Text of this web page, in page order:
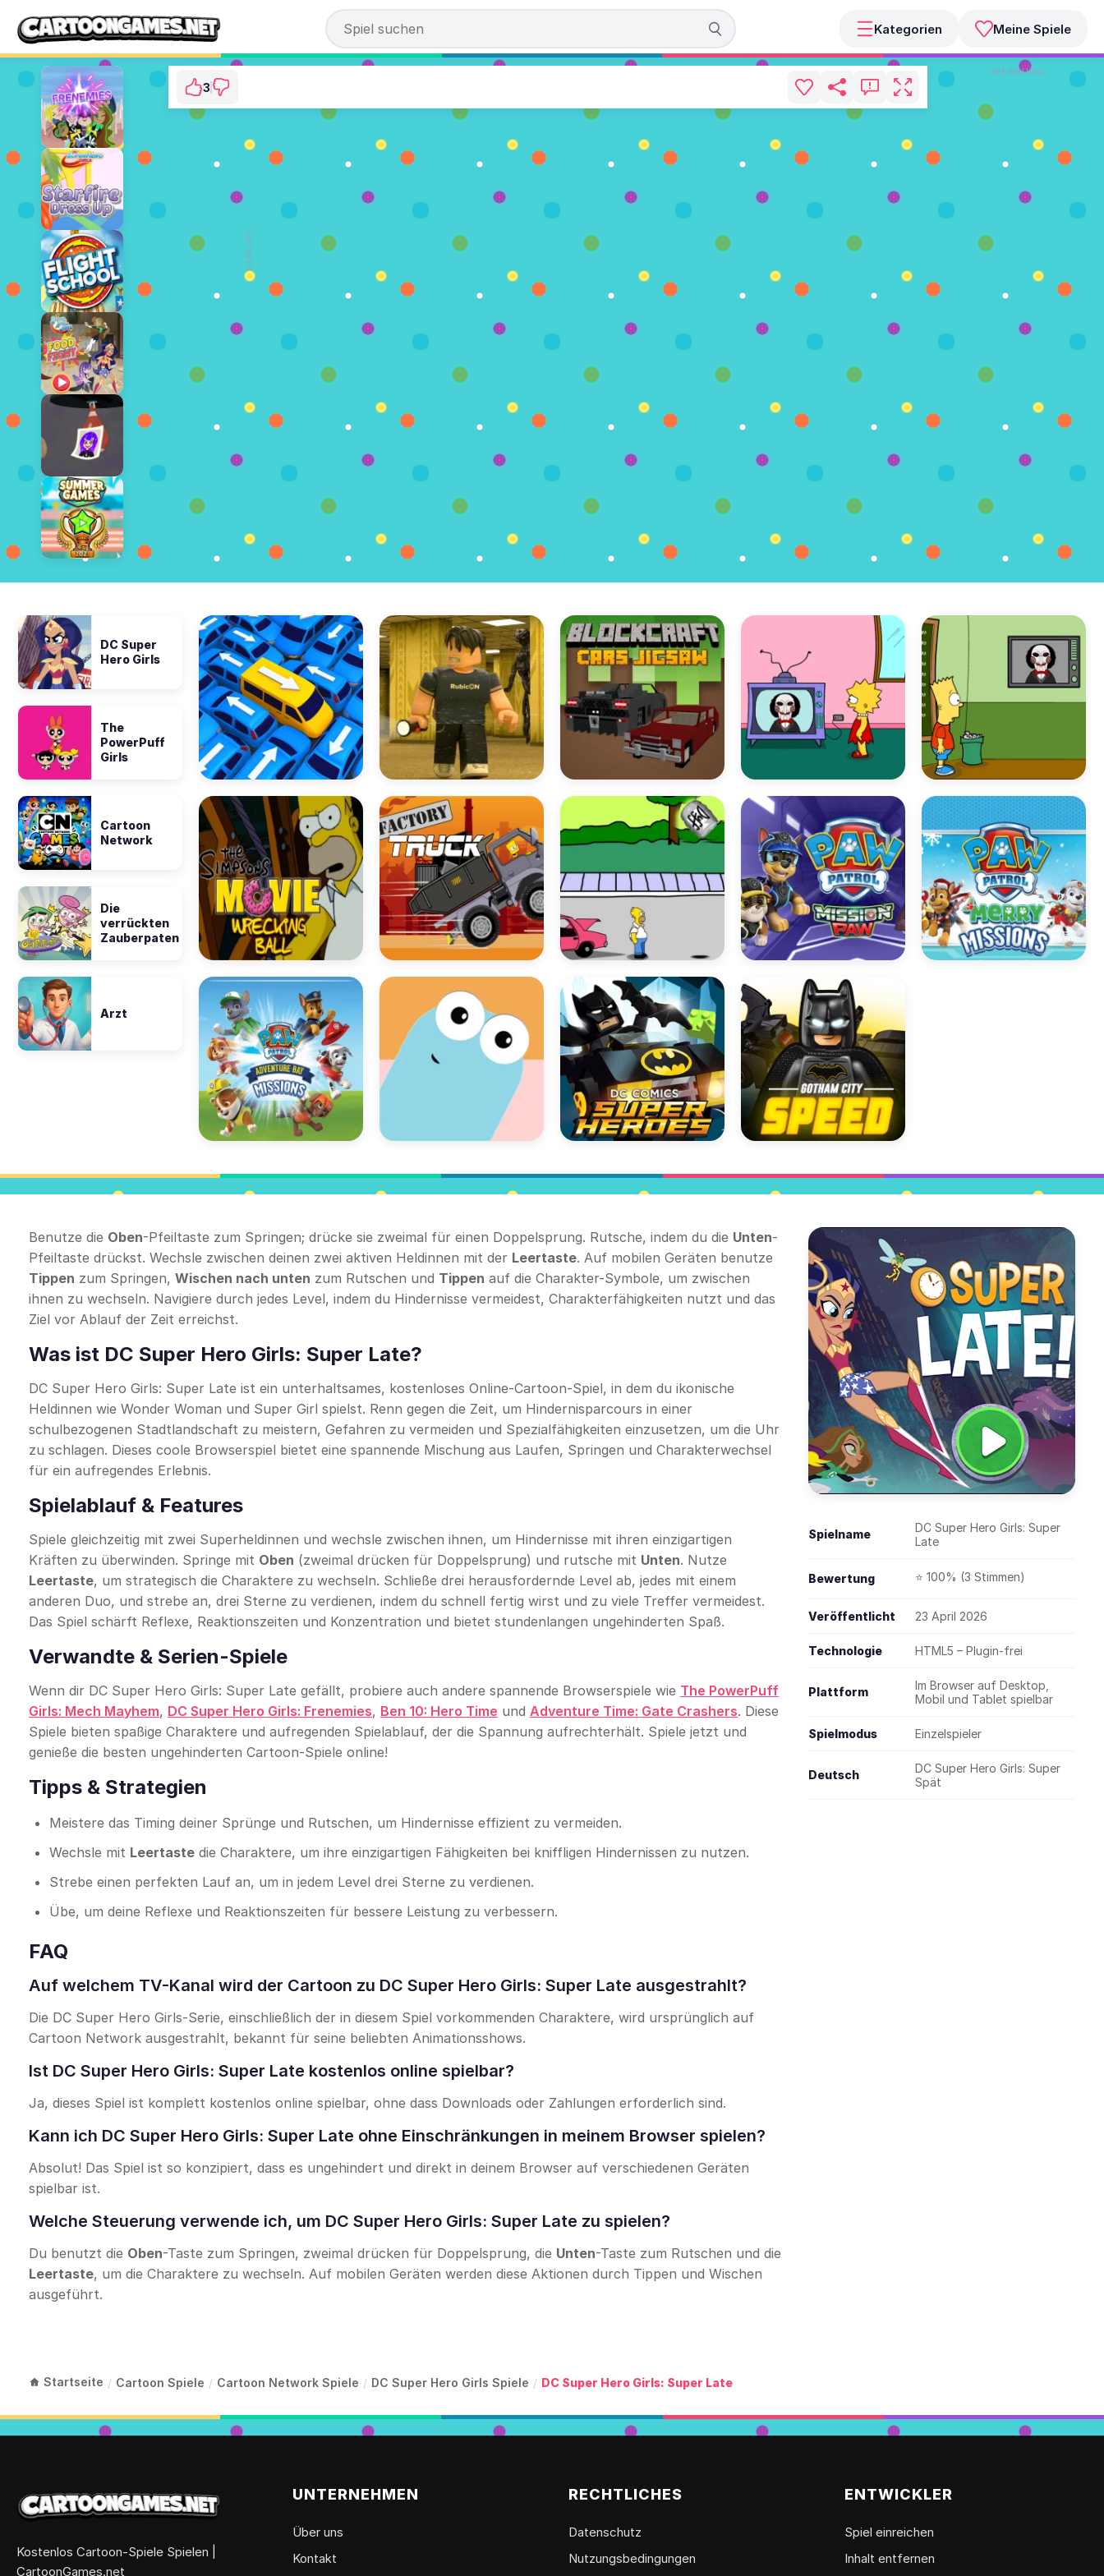
Kategorien Meine Spiele
⭐ 100% (3 Stimmen)
JETZT SPIELEN
3
WERBUNG
WERBUNG
DC Super
Hero Girls
The
PowerPuff
Girls
Cartoon
Network
Die
verrückten
Zauberpaten
Arzt
Benutze die Oben-Pfeiltaste zum Springen; drücke sie zweimal für einen Doppelsprung. Rutsche, indem du die Unten-
Pfeiltaste drückst. Wechsle zwischen deinen zwei aktiven Heldinnen mit der Leertaste. Auf mobilen Geräten benutze
Tippen zum Springen, Wischen nach unten zum Rutschen und Tippen auf die Charakter-Symbole, um zwischen
ihnen zu wechseln. Navigiere durch jedes Level, indem du Hindernisse vermeidest, Charakterfähigkeiten nutzt und das
Ziel vor Ablauf der Zeit erreichst.
Was ist DC Super Hero Girls: Super Late?
DC Super Hero Girls: Super Late ist ein unterhaltsames, kostenloses Online-Cartoon-Spiel, in dem du ikonische
Heldinnen wie Wonder Woman und Super Girl spielst. Renn gegen die Zeit, um Hindernisparcours in einer
schulbezogenen Stadtlandschaft zu meistern, Gefahren zu vermeiden und Spezialfähigkeiten einzusetzen, um die Uhr
zu schlagen. Dieses coole Browserspiel bietet eine spannende Mischung aus Laufen, Springen und Charakterwechsel
für ein aufregendes Erlebnis.
Spielablauf & Features
Spiele gleichzeitig mit zwei Superheldinnen und wechsle zwischen ihnen, um Hindernisse mit ihren einzigartigen
Kräften zu überwinden. Springe mit Oben (zweimal drücken für Doppelsprung) und rutsche mit Unten. Nutze
Leertaste, um strategisch die Charaktere zu wechseln. Schließe drei herausfordernde Level ab, jedes mit einem
anderen Duo, und strebe an, drei Sterne zu verdienen, indem du schnell fertig wirst und zu viele Treffer vermeidest.
Das Spiel schärft Reflexe, Reaktionszeiten und Konzentration und bietet stundenlangen ungehinderten Spaß.
Verwandte & Serien-Spiele
Wenn dir DC Super Hero Girls: Super Late gefällt, probiere auch andere spannende Browserspiele wie The PowerPuff
Girls: Mech Mayhem, DC Super Hero Girls: Frenemies, Ben 10: Hero Time und Adventure Time: Gate Crashers. Diese
Spiele bieten spaßige Charaktere und aufregenden Spielablauf, der die Spannung aufrechterhält. Spiele jetzt und
genieße die besten ungehinderten Cartoon-Spiele online!
Tipps & Strategien
Meistere das Timing deiner Sprünge und Rutschen, um Hindernisse effizient zu vermeiden.
Wechsle mit Leertaste die Charaktere, um ihre einzigartigen Fähigkeiten bei kniffligen Hindernissen zu nutzen.
Strebe einen perfekten Lauf an, um in jedem Level drei Sterne zu verdienen.
Übe, um deine Reflexe und Reaktionszeiten für bessere Leistung zu verbessern.
FAQ
Auf welchem TV-Kanal wird der Cartoon zu DC Super Hero Girls: Super Late ausgestrahlt?
Die DC Super Hero Girls-Serie, einschließlich der in diesem Spiel vorkommenden Charaktere, wird ursprünglich auf
Cartoon Network ausgestrahlt, bekannt für seine beliebten Animationsshows.
Ist DC Super Hero Girls: Super Late kostenlos online spielbar?
Ja, dieses Spiel ist komplett kostenlos online spielbar, ohne dass Downloads oder Zahlungen erforderlich sind.
Kann ich DC Super Hero Girls: Super Late ohne Einschränkungen in meinem Browser spielen?
Absolut! Das Spiel ist so konzipiert, dass es ungehindert und direkt in deinem Browser auf verschiedenen Geräten
spielbar ist.
Welche Steuerung verwende ich, um DC Super Hero Girls: Super Late zu spielen?
Du benutzt die Oben-Taste zum Springen, zweimal drücken für Doppelsprung, die Unten-Taste zum Rutschen und die
Leertaste, um die Charaktere zu wechseln. Auf mobilen Geräten werden diese Aktionen durch Tippen und Wischen
ausgeführt.
Spielname
DC Super Hero Girls: Super
Late
Bewertung ⭐ 100% (3 Stimmen)
Veröffentlicht 23 April 2026
Technologie HTML5 – Plugin-frei
Plattform
Im Browser auf Desktop,
Mobil und Tablet spielbar
Spielmodus Einzelspieler
Deutsch
DC Super Hero Girls: Super
Spät
Startseite / Cartoon Spiele / Cartoon Network Spiele / DC Super Hero Girls Spiele / DC Super Hero Girls: Super Late
Kostenlos Cartoon-Spiele Spielen |
CartoonGames.net
UNTERNEHMEN
Über uns
Kontakt
RECHTLICHES
Datenschutz
Nutzungsbedingungen
ENTWICKLER
Spiel einreichen
Inhalt entfernen